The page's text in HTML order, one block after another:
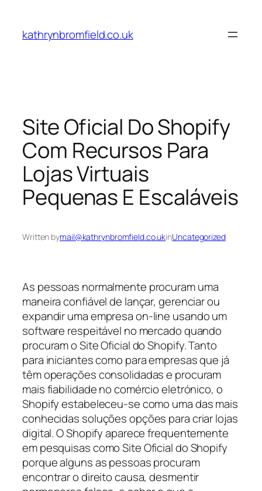
content
kathrynbromfield.co.uk
Site Oficial Do Shopify
Com Recursos Para
Lojas Virtuais
Pequenas E Escaláveis
Written bymail@kathrynbromfield.co.ukinUncategorized
As pessoas normalmente procuram uma
maneira confiável de lançar, gerenciar ou
expandir uma empresa on-line usando um
software respeitável no mercado quando
procuram o Site Oficial do Shopify. Tanto
para iniciantes como para empresas que já
têm operações consolidadas e procuram
mais fiabilidade no comércio eletrónico, o
Shopify estabeleceu-se como uma das mais
conhecidas soluções opções para criar lojas
digital. O Shopify aparece frequentemente
em pesquisas como Site Oficial do Shopify
porque alguns as pessoas procuram
encontrar o direito causa, desmentir